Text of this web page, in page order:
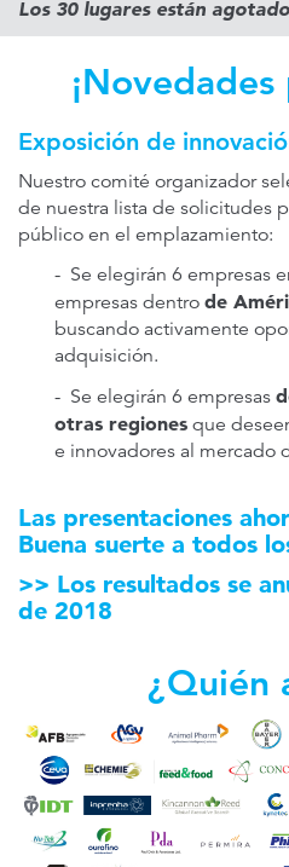
Los 30 lugares están
Exposición de
Nuestro comité organizador
de nuestra lista de solicitudes
público en el emplazamiento:
- Se elegirán 6 empresas
empresas dentro de
buscando activamente
adquisición.
- Se elegirán 6 empresas
otras regiones que
e innovadores al mercado
Las presentaciones
Buena suerte a todos
>> Los resultados se
de 2018
¿Quién